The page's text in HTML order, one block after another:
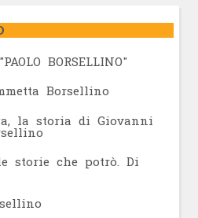
BORSELLINO"
Borsellino
la storia di Giovanni
storie che potrò. Di